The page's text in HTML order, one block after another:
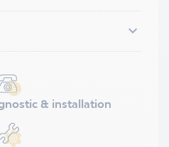

& installation